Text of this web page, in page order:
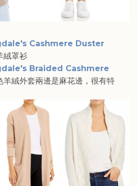
Cashmere Duster
絨罩衫
Braided Cashmere
羊絨外套兩邊是麻花邊，很有特